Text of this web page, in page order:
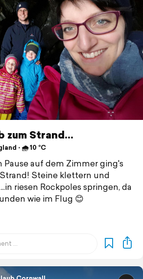
zum Strand...
⋅ 🌧 10 °C
Pause auf dem Zimmer ging's
Steine klettern und
riesen Rockpoles springen, da
wie im Flug 😊